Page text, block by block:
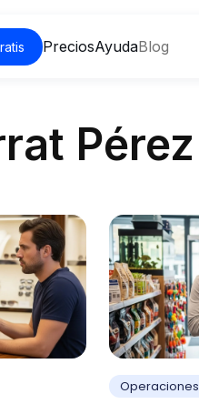
PreciosAyudaBlog
Pérez
Operaciones